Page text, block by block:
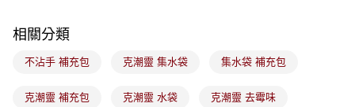
3.實際核准額度、可分期數及費用金額請依後續交易確認頁面所載為準。
4.訂單成立30分鐘內，如未前往確認交易或遇審核未通過，訂單將自動取
消。如遇「轉專審核」未通過狀況，表示未達大哥付你分期系統評分，恕無
1.分期款項不併入電信帳單，「大哥付你分期」於每月結算日後寄送繳費提
全家取貨付款
每筆NT$100，滿NT$899(含以上)免運費
相關分類
不沾手 補充包 克潮靈 集水袋 集水袋 補充包
克潮靈 補充包 克潮靈 水袋 克潮靈 去霉味